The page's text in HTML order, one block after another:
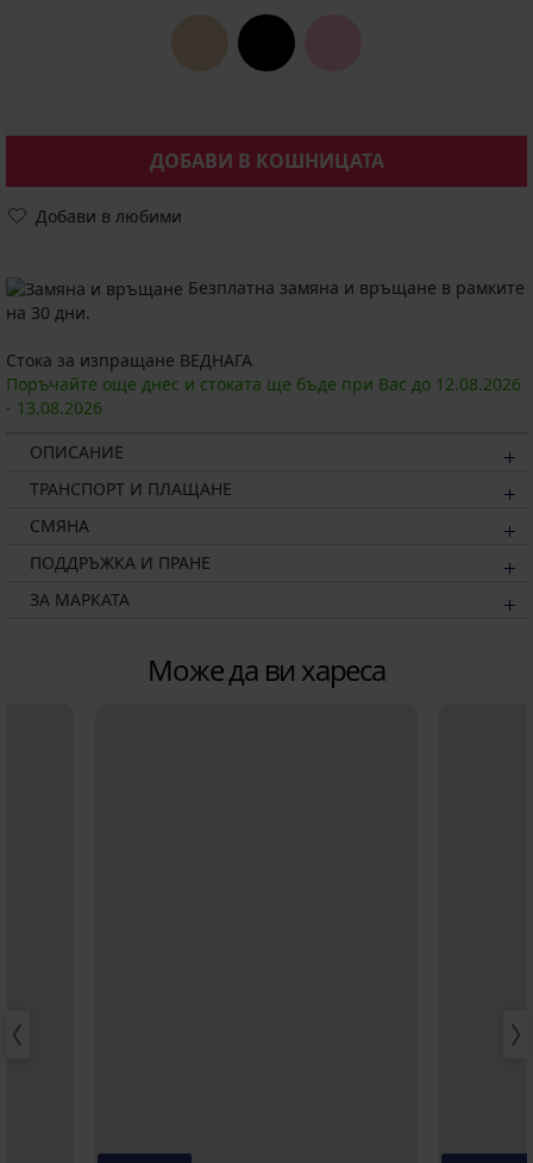
ДОБАВИ В КОШНИЦАТА
Добави в любими
Безплатна замяна и връщане в рамките
на 30 дни.
Стока за изпращане ВЕДНАГА
Поръчайте още днес и стоката ще бъде при Вас до 12.08.2026
- 13.08.2026
ОПИСАНИЕ
ТРАНСПОРТ И ПЛАЩАНЕ
СМЯНА
ПОДДРЪЖКА И ПРАНЕ
ЗА МАРКАТА
Може да ви хареса